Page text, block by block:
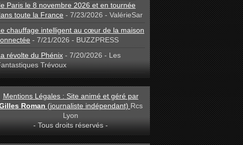
Paris le 8 novembre 2026 et en tournée
toute la France - 7/23/2026 - ValérieSar
chauffage intelligent au cœur de la maison
- 7/21/2026 - BUZZPRESS
révolte du Phénix - 7/20/2026 - Les
Trévoux
Mentions Légales : Site animé et géré par
Roman (journaliste indépendant) Rcs
Lyon
- Tous droits réservés -